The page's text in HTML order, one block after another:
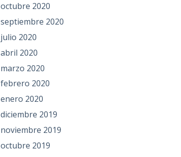
octubre 2020
septiembre 2020
julio 2020
abril 2020
marzo 2020
febrero 2020
enero 2020
diciembre 2019
noviembre 2019
octubre 2019